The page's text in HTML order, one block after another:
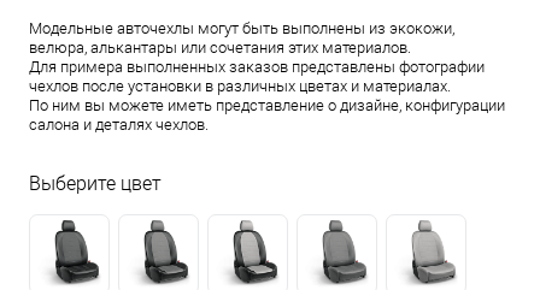
Модельные авточехлы могут быть выполнены из экокожи,
велюра, алькантары или сочетания этих материалов.
Для примера выполненных заказов представлены фотографии
чехлов после установки в различных цветах и материалах.
По ним вы можете иметь представление о дизайне, конфигурации
салона и деталях чехлов.
Выберите цвет